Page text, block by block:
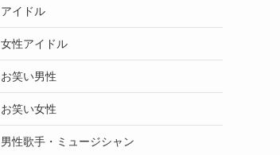
アイドル
女性アイドル
お笑い男性
お笑い女性
男性歌手・ミュージシャン